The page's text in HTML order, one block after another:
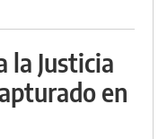
la Justicia
en